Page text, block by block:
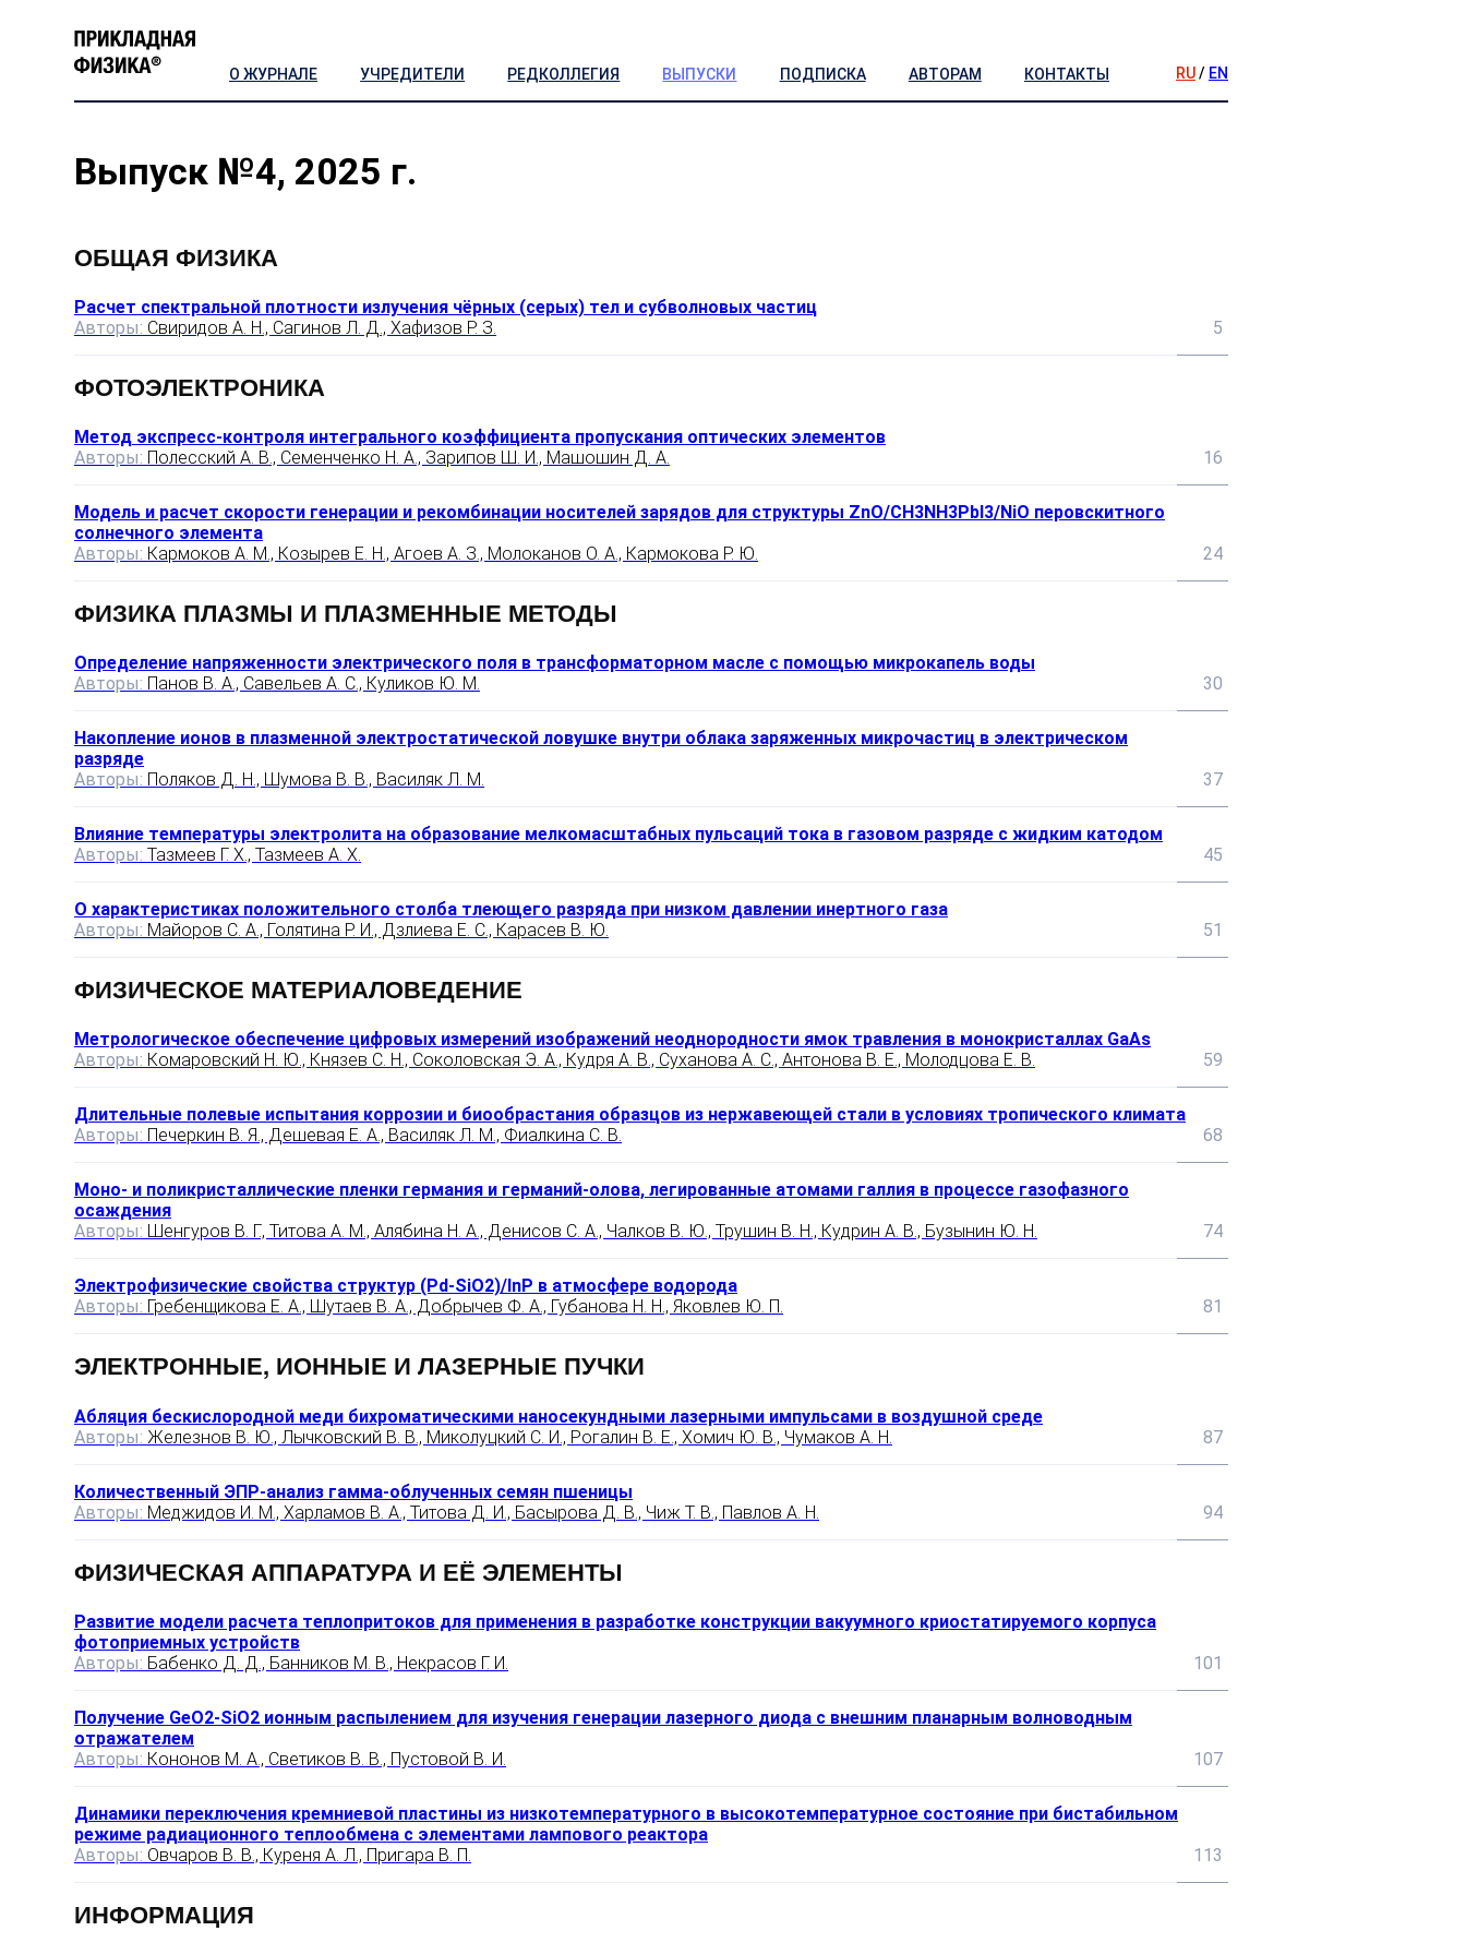
О ЖУРНАЛЕ УЧРЕДИТЕЛИ РЕДКОЛЛЕГИЯ ВЫПУСКИ ПОДПИСКА АВТОРАМ КОНТАКТЫ RU/ EN
Выпуск №4, 2025 г.
ОБЩАЯ ФИЗИКА
Расчет спектральной плотности излучения чёрных (серых) тел и субволновых частиц
Авторы: Свиридов А. Н., Сагинов Л. Д., Хафизов Р. З. 5
ФОТОЭЛЕКТРОНИКА
Метод экспресс-контроля интегрального коэффициента пропускания оптических элементов
Авторы: Полесский А. В., Семенченко Н. А., Зарипов Ш. И., Машошин Д. А. 16
Модель и расчет скорости генерации и рекомбинации носителей зарядов для структуры ZnO/CH3NH3PbI3/NiO перовскитного
солнечного элемента
Авторы: Кармоков А. М., Козырев Е. Н., Агоев А. З., Молоканов О. А., Кармокова Р. Ю. 24
ФИЗИКА ПЛАЗМЫ И ПЛАЗМЕННЫЕ МЕТОДЫ
Определение напряженности электрического поля в трансформаторном масле с помощью микрокапель воды
Авторы: Панов В. А., Савельев А. С., Куликов Ю. М. 30
Накопление ионов в плазменной электростатической ловушке внутри облака заряженных микрочастиц в электрическом
разряде
Авторы: Поляков Д. Н., Шумова В. В., Василяк Л. М. 37
Влияние температуры электролита на образование мелкомасштабных пульсаций тока в газовом разряде с жидким катодом
Авторы: Тазмеев Г. Х., Тазмеев А. Х. 45
О характеристиках положительного столба тлеющего разряда при низком давлении инертного газа
Авторы: Майоров С. А., Голятина Р. И., Дзлиева Е. С., Карасев В. Ю. 51
ФИЗИЧЕСКОЕ МАТЕРИАЛОВЕДЕНИЕ
Метрологическое обеспечение цифровых измерений изображений неоднородности ямок травления в монокристаллах GaAs
Авторы: Комаровский Н. Ю., Князев С. Н., Соколовская Э. А., Кудря А. В., Суханова А. С., Антонова В. Е., Молодцова Е. В. 59
Длительные полевые испытания коррозии и биообрастания образцов из нержавеющей стали в условиях тропического климата
Авторы: Печеркин В. Я., Дешевая Е. А., Василяк Л. М., Фиалкина С. В. 68
Моно- и поликристаллические пленки германия и германий-олова, легированные атомами галлия в процессе газофазного
осаждения
Авторы: Шенгуров В. Г., Титова А. М., Алябина Н. А., Денисов С. А., Чалков В. Ю., Трушин В. Н., Кудрин А. В., Бузынин Ю. Н. 74
Электрофизические свойства структур (Pd‑SiO2)/InP в атмосфере водорода
Авторы: Гребенщикова Е. А., Шутаев В. А., Добрычев Ф. А., Губанова Н. Н., Яковлев Ю. П. 81
ЭЛЕКТРОННЫЕ, ИОННЫЕ И ЛАЗЕРНЫЕ ПУЧКИ
Абляция бескислородной меди бихроматическими наносекундными лазерными импульсами в воздушной среде
Авторы: Железнов В. Ю., Лычковский В. В., Миколуцкий С. И., Рогалин В. Е., Хомич Ю. В., Чумаков А. Н. 87
Количественный ЭПР‑анализ гамма‑облученных семян пшеницы
Авторы: Меджидов И. М., Харламов В. А., Титова Д. И., Басырова Д. В., Чиж Т. В., Павлов А. Н. 94
ФИЗИЧЕСКАЯ АППАРАТУРА И ЕЁ ЭЛЕМЕНТЫ
Развитие модели расчета теплопритоков для применения в разработке конструкции вакуумного криостатируемого корпуса
фотоприемных устройств
Авторы: Бабенко Д. Д., Банников М. В., Некрасов Г. И. 101
Получение GeO2‑SiO2 ионным распылением для изучения генерации лазерного диода с внешним планарным волноводным
отражателем
Авторы: Кононов М. А., Светиков В. В., Пустовой В. И. 107
Динамики переключения кремниевой пластины из низкотемпературного в высокотемпературное состояние при бистабильном
режиме радиационного теплообмена с элементами лампового реактора
Авторы: Овчаров В. В., Куреня А. Л., Пригара В. П. 113
ИНФОРМАЦИЯ